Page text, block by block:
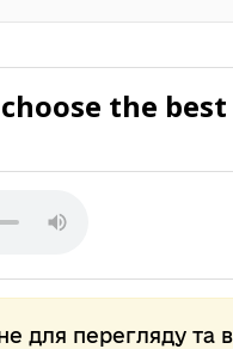
the
для перегляду та